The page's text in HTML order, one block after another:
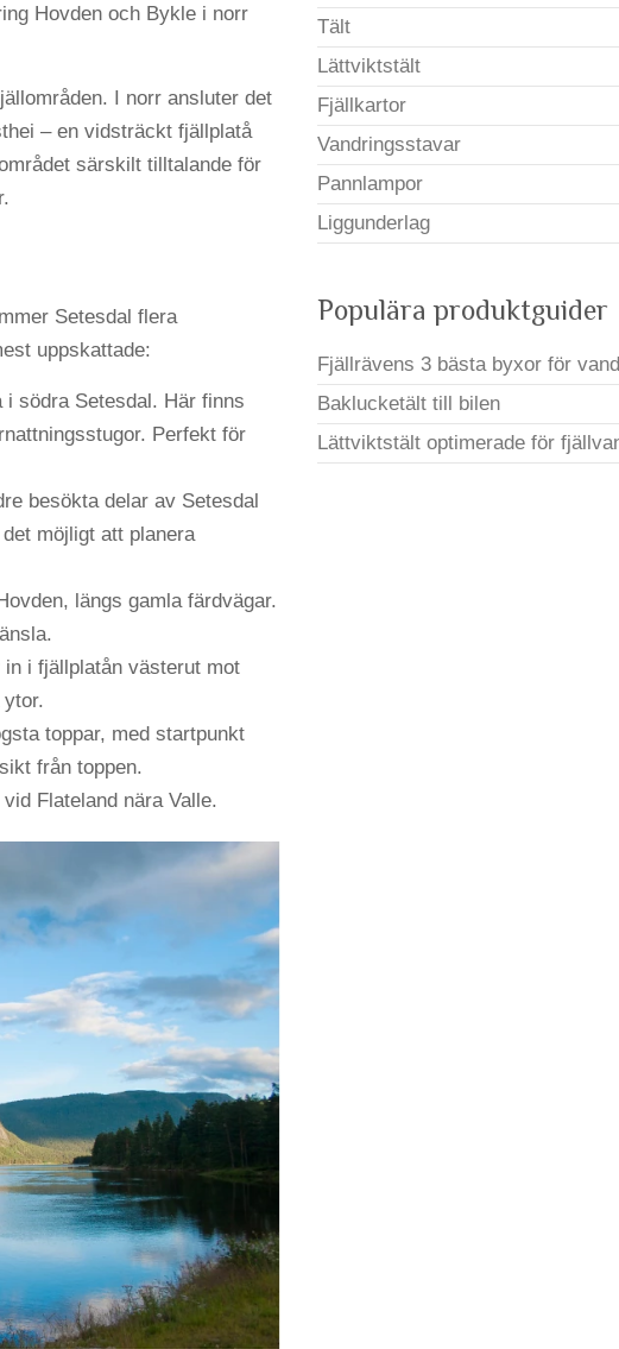
Hovden och Bykle i norr
I norr ansluter det
– en vidsträckt fjällplatå
särskilt tilltalande för
Setesdal flera
uppskattade:
södra Setesdal. Här finns
Perfekt för
besökta delar av Setesdal
möjligt att planera
längs gamla färdvägar.
i fjällplatån västerut mot
toppar, med startpunkt
från toppen.
Flateland nära Valle.
Tält
Lättviktstält
Fjällkartor
Vandringsstavar
Pannlampor
Liggunderlag
Populära produktguider
Fjällrävens 3 bästa byxor för
Baklucketält till bilen
Lättviktstält optimerade för